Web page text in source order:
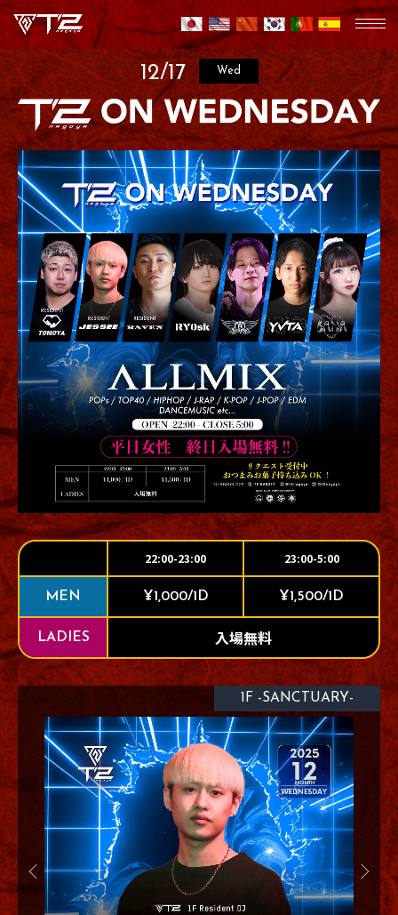
12/17 Wed
22:00-23:00 23:00-5:00
MEN ¥1,000/1D ¥1,500/1D
LADIES 入場無料
1F -SANCTUARY-